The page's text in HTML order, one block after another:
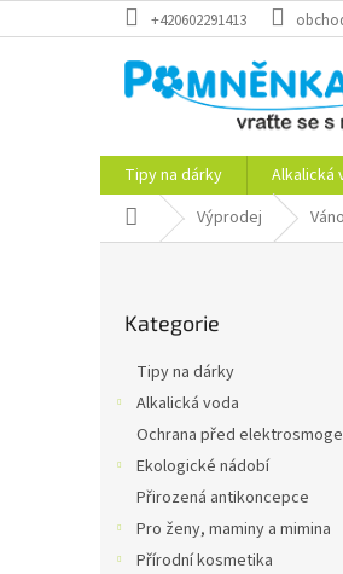
na
+420602291413
Tipy na dárky Alkalická
Domů Výprodej
kategorie
Kategorie
Tipy na dárky
Alkalická voda
Ochrana před
Ekologické nádobí
Přirozená antikoncepce
Pro ženy, maminy a mimina
Přírodní kosmetika